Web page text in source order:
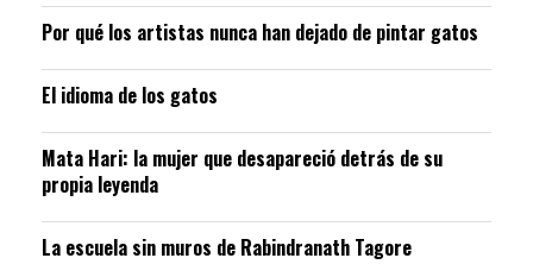
Por qué los artistas nunca han dejado de pintar gatos
El idioma de los gatos
Mata Hari: la mujer que desapareció detrás de su
propia leyenda
La escuela sin muros de Rabindranath Tagore